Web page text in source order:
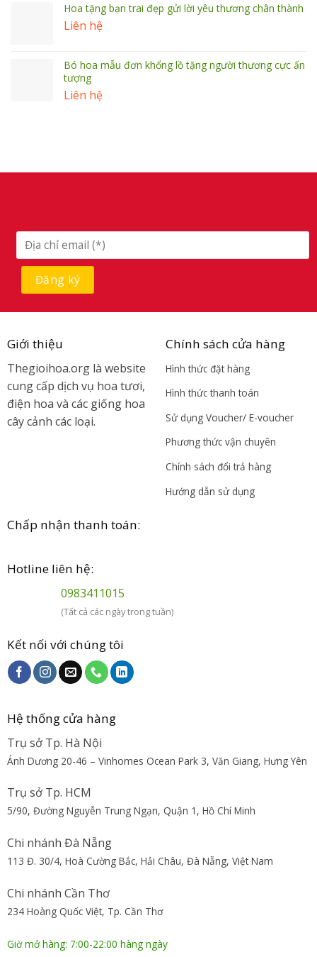
Hoa tặng bạn trai đẹp gửi lời yêu thương chân thành
Liên hệ
Bó hoa mẫu đơn khổng lồ tặng người thương cực ấn
tượng
Liên hệ
Giới thiệu
Thegioihoa.org là website
cung cấp dịch vụ hoa tươi,
điện hoa và các giống hoa
cây cảnh các loại.
Chính sách cửa hàng
Hình thức đặt hàng
Hình thức thanh toán
Sử dụng Voucher/ E-voucher
Phương thức vận chuyên
Chính sách đổi trả hàng
Hướng dẫn sử dụng
Chấp nhận thanh toán:
Hotline liên hệ:
0983411015
(Tất cả các ngày trong tuần)
Kết nối với chúng tôi
Hệ thống cửa hàng
Trụ sở Tp. Hà Nội
Ánh Dương 20-46 – Vinhomes Ocean Park 3, Văn Giang, Hưng Yên
Trụ sở Tp. HCM
5/90, Đường Nguyễn Trung Ngạn, Quận 1, Hồ Chí Minh
Chi nhánh Đà Nẵng
113 Đ. 30/4, Hoà Cường Bắc, Hải Châu, Đà Nẵng, Việt Nam
Chi nhánh Cần Thơ
234 Hoàng Quốc Việt, Tp. Cần Thơ
Giờ mở hàng: 7:00-22:00 hàng ngày